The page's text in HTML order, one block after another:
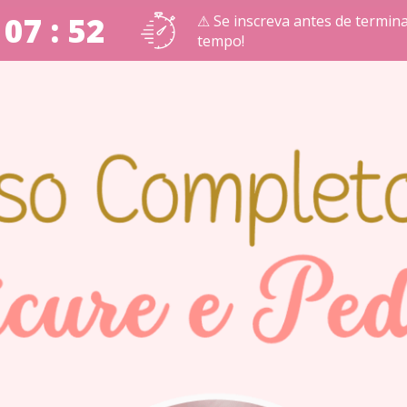
: 50
⚠ Se inscreva antes de
tempo!